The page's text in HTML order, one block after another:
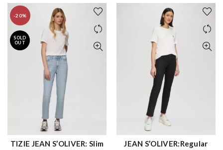
-20%
SOLD
OUT
ΑΓΟΡΑ
TIZIE JEAN S’OLIVER: Slim
ΑΓΟΡΑ
JEAN S’OLIVER:Regular